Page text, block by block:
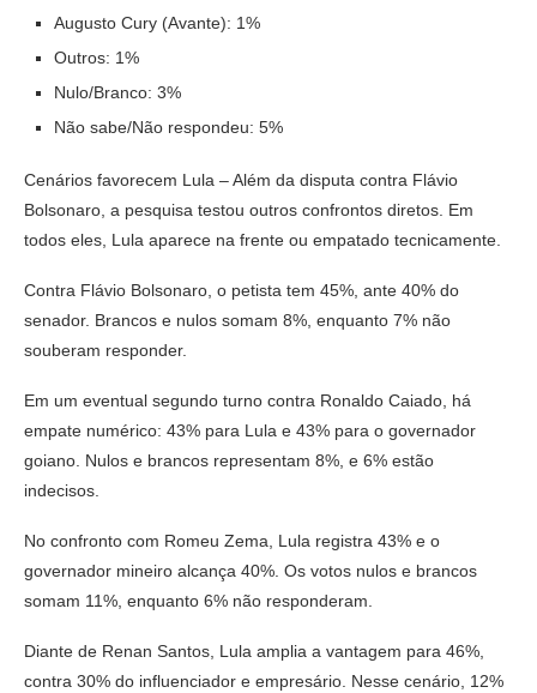
Augusto Cury (Avante): 1%
Outros: 1%
Nulo/Branco: 3%
Não sabe/Não respondeu: 5%
Cenários favorecem Lula – Além da disputa contra Flávio
Bolsonaro, a pesquisa testou outros confrontos diretos. Em
todos eles, Lula aparece na frente ou empatado tecnicamente.
Contra Flávio Bolsonaro, o petista tem 45%, ante 40% do
senador. Brancos e nulos somam 8%, enquanto 7% não
souberam responder.
Em um eventual segundo turno contra Ronaldo Caiado, há
empate numérico: 43% para Lula e 43% para o governador
goiano. Nulos e brancos representam 8%, e 6% estão
indecisos.
No confronto com Romeu Zema, Lula registra 43% e o
governador mineiro alcança 40%. Os votos nulos e brancos
somam 11%, enquanto 6% não responderam.
Diante de Renan Santos, Lula amplia a vantagem para 46%,
contra 30% do influenciador e empresário. Nesse cenário, 12%